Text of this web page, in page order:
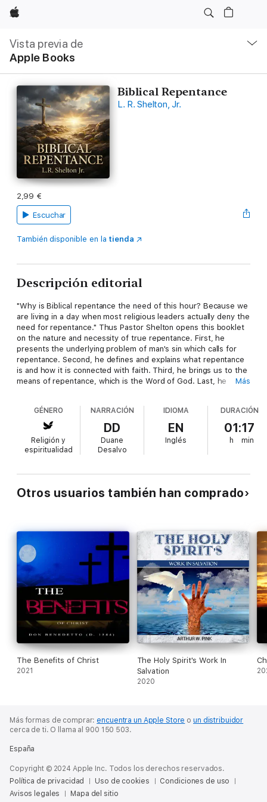
Apple
Vista previa de
Apple Books
local
Abrir
menú
Biblical Repentance
L. R. Shelton, Jr.
2,99 €
Escuchar
También disponible en la tienda
Descripción editorial
"Why is Biblical repentance the need of this hour? Because we
are living in a day when most religious leaders actually deny the
need for repentance." Thus Pastor Shelton opens this booklet
on the nature and necessity of true repentance. First, he
presents the underlying problem of man's sin which calls for
repentance. Second, he defines and explains what repentance
is and how it is connected with faith. Third, he brings us to the
means of repentance, which is the Word of God. Last, he
Más
GÉNERO
Religión y
espiritualidad
NARRACIÓN
DD
Duane
Desalvo
IDIOMA
EN
Inglés
DURACIÓN
01:17
h min
Otros usuarios también han comprado
The Benefits of Christ
2021
The Holy Spirit's Work In
Salvation
2020
Más formas de comprar: encuentra un Apple Store oun distribuidor
cerca de ti. O llama al 900 150 503.
España
Copyright © 2024 Apple Inc. Todos los derechos reservados.
Política de privacidad
Uso de cookies
Condiciones de uso
Avisos legales
Mapa del sitio